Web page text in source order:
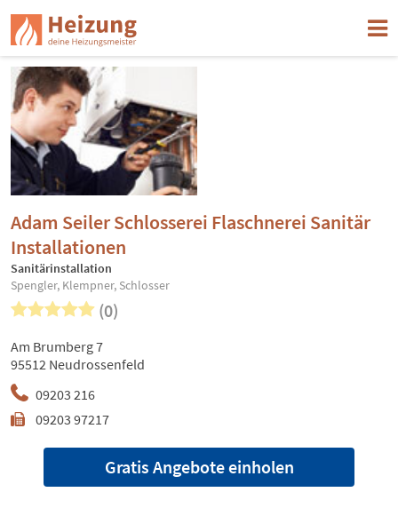
Adam Seiler Schlosserei Flaschnerei Sanitär
Installationen
Sanitärinstallation
Spengler, Klempner, Schlosser
(0)
09203 216
09203 97217
Am Brumberg 7
95512 Neudrossenfeld
Gratis Angebote einholen